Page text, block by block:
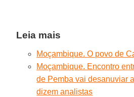
Leia mais
Moçambique. O povo de
Moçambique. Encontro
de Pemba vai desanuviar
dizem analistas